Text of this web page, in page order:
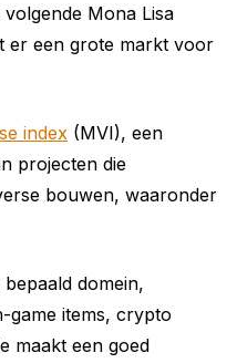
Mona Lisa
er een grote markt voor
index (MVI), een
projecten die
bouwen, waaronder
domein,
game items, crypto
maakt een goed